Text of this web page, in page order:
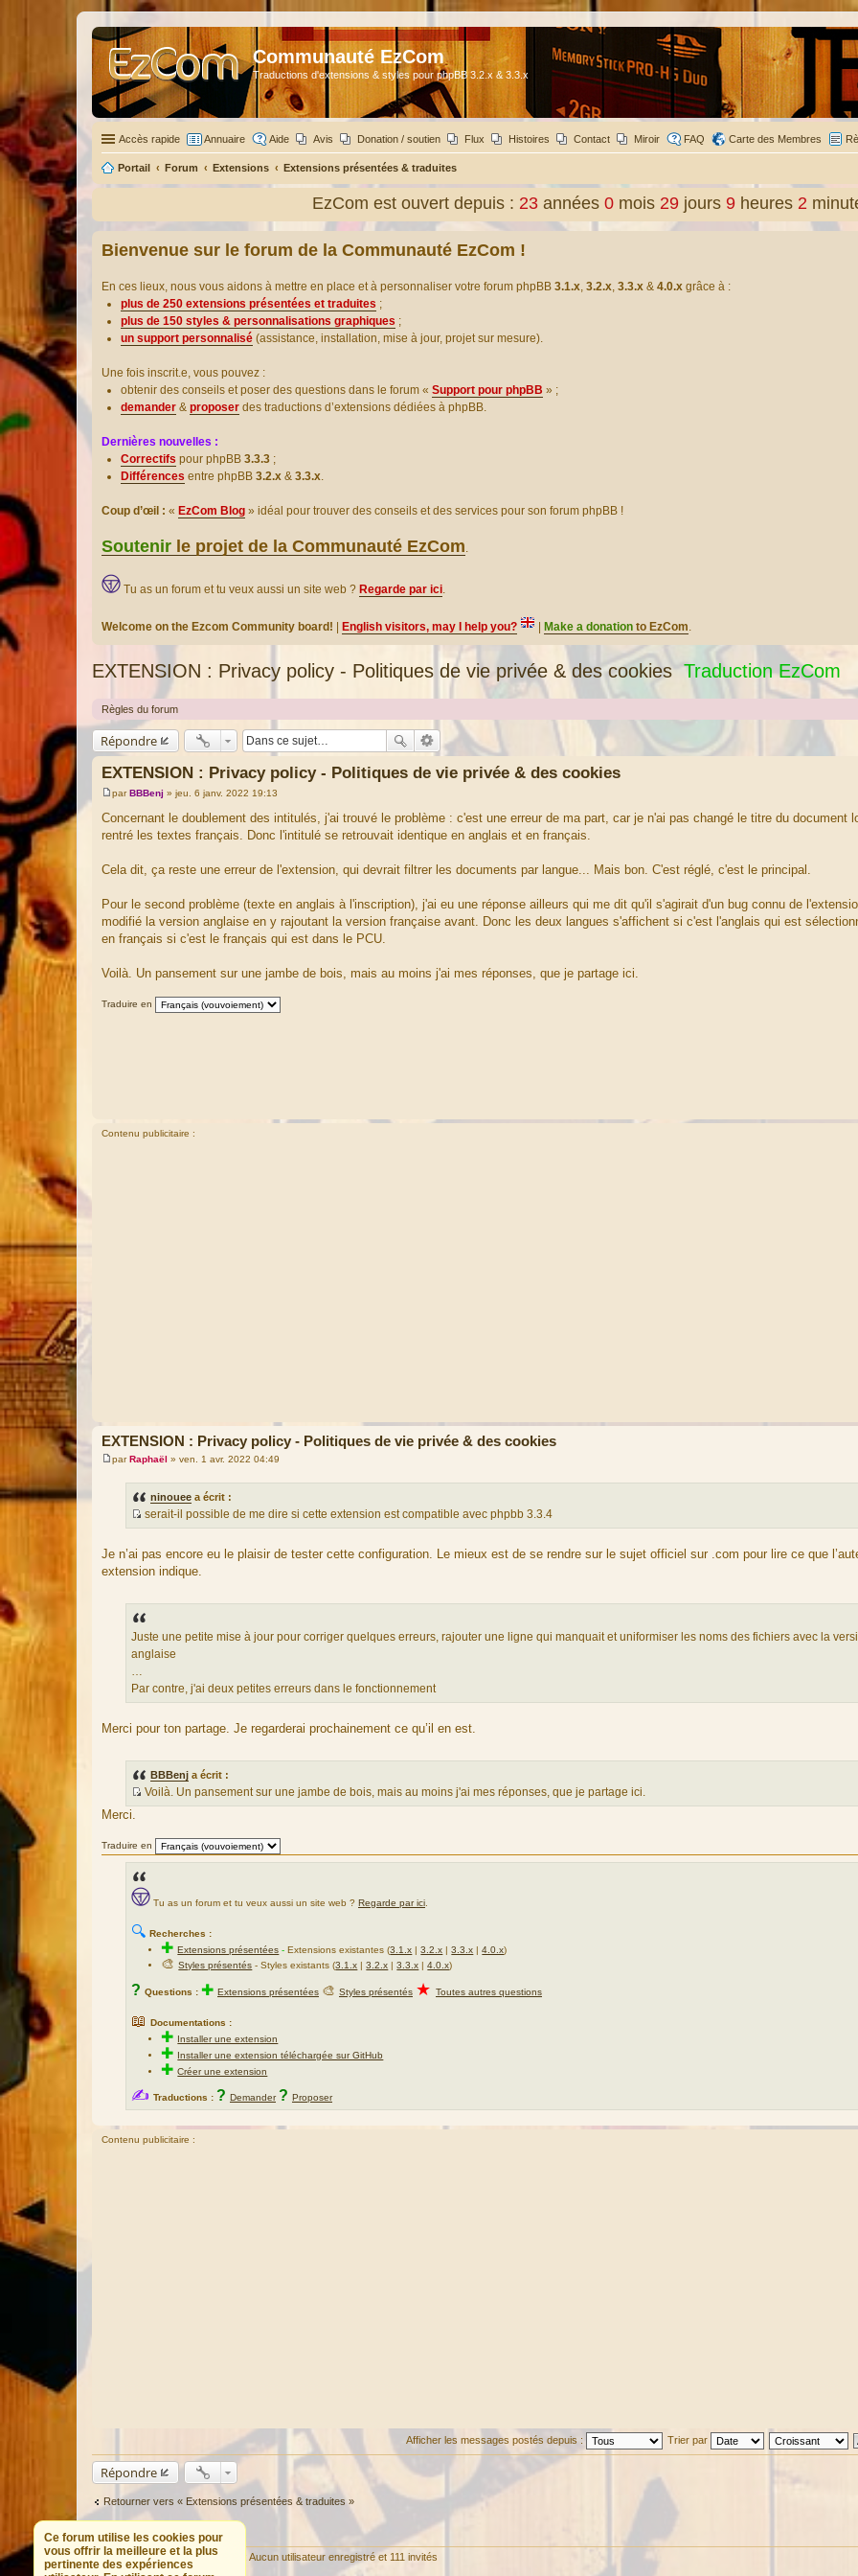
Communauté EzCom
Traductions d'extensions & styles pour phpBB 3.2.x & 3.3.x
Accès rapide Annuaire Aide Avis Donation / soutien Flux Histoires Contact Miroir FAQ Carte des Membres
Portail Forum Extensions Extensions présentées & traduites
EzCom est ouvert depuis : 23 années 0 mois 29 jours 9 heures 2
Bienvenue sur le forum de la Communauté EzCom !
En ces lieux, nous vous aidons à mettre en place et à personnaliser votre forum phpBB 3.1.x, 3.2.x, 3.3.x & 4.0.x grâce à :
plus de 250 extensions présentées et traduites ;
plus de 150 styles & personnalisations graphiques ;
un support personnalisé (assistance, installation, mise à jour, projet sur mesure).
Une fois inscrit.e, vous pouvez :
obtenir des conseils et poser des questions dans le forum « Support pour phpBB » ;
demander & proposer des traductions d’extensions dédiées à phpBB.
Dernières nouvelles :
Correctifs pour phpBB 3.3.3 ;
Différences entre phpBB 3.2.x & 3.3.x.
Coup d’œil : « EzCom Blog » idéal pour trouver des conseils et des services pour son forum phpBB !
Soutenir le projet de la Communauté EzCom.
Tu as un forum et tu veux aussi un site web ? Regarde par ici.
Welcome on the Ezcom Community board! English visitors, may I help you? Make a donation to EzCom.
EXTENSION : Privacy policy - Politiques de vie privée & des cookies Traduction EzCom
Règles du forum
Répondre
EXTENSION : Privacy policy - Politiques de vie privée & des cookies
M
s
s
e
parBBBenj » jeu. 6 janv. 2022 19:13
Concernant le doublement des intitulés, j'ai trouvé le problème : c'est une erreur de ma part, car je n'ai pas changé le titre du document
rentré les textes français. Donc l'intitulé se retrouvait identique en anglais et en français.
Cela dit, ça reste une erreur de l'extension, qui devrait filtrer les documents par langue... Mais bon. C'est réglé, c'est le principal.
Pour le second problème (texte en anglais à l'inscription), j'ai eu une réponse ailleurs qui me dit qu'il s'agirait d'un bug connu de
modifié la version anglaise en y rajoutant la version française avant. Donc les deux langues s'affichent si c'est l'anglais qui est
en français si c'est le français qui est dans le PCU.
Voilà. Un pansement sur une jambe de bois, mais au moins j'ai mes réponses, que je partage ici.
Traduire en
Contenu publicitaire :
EXTENSION : Privacy policy - Politiques de vie privée & des cookies
par Raphaël » ven. 1 avr. 2022 04:49
ninouee a écrit :
S
u
r
e
m
a
e
serait-il possible de me dire si cette extension est compatible avec phpbb 3.3.4
Je n’ai pas encore eu le plaisir de tester cette configuration. Le mieux est de se rendre sur le sujet officiel sur .com pour lire ce que
extension indique.
Juste une petite mise à jour pour corriger quelques erreurs, rajouter une ligne qui manquait et uniformiser les noms des fichiers avec la
anglaise
Par contre, j'ai deux petites erreurs dans le fonctionnement
Merci pour ton partage. Je regarderai prochainement ce qu’il en est.
BBBenj a écrit :
S
r
c
e
d
s
g
Voilà. Un pansement sur une jambe de bois, mais au moins j'ai mes réponses, que je partage ici.
Merci.
Traduire en
Tu as un forum et tu veux aussi un site web ? Regarde par ici.
🔍 Recherches :
✚Extensions présentées -Extensions existantes (3.1.x |3.2.x |3.3.x |4.0.x)
🎨Styles présentés - Styles existants (3.1.x |3.2.x |3.3.x |4.0.x)
? Questions : ✚ Extensions présentées 🎨 Styles présentés ★ Toutes autres questions
📖 Documentations :
✚ Installer une extension
✚ Installer une extension téléchargée sur GitHub
✚Créer une extension
✍ Traductions : ? Demander ? Proposer
Contenu publicitaire :
Afficher les messages postés depuis : Trier par
Répondre
Retourner vers « Extensions présentées & traduites »
QUI EST EN LIGNE
Utilisateurs parcourant ce forum : Aucun utilisateur enregistré et 111 invités
Ce forum utilise les cookies pour
vous offrir la meilleure et la plus
pertinente des expériences